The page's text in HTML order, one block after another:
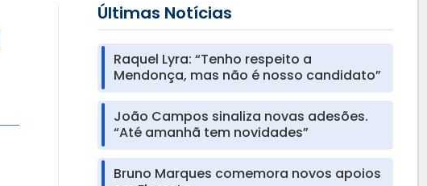
Últimas Notícias
Raquel Lyra: “Tenho respeito a
Mendonça, mas não é nosso candidato”
João Campos sinaliza novas adesões.
“Até amanhã tem novidades”
Bruno Marques comemora novos apoios